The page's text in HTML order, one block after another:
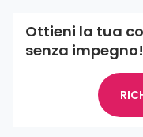
Ottieni la tua
senza impegno!